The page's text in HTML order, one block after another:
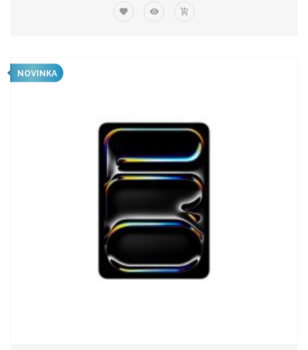
NOVINKA